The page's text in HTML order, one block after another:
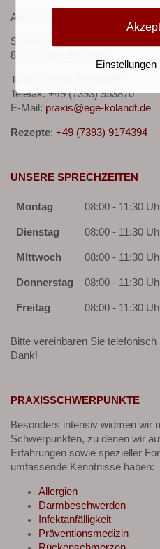
Allgemeinmedizin &
Schillerstraße 14
89597 Munderkingen
Telefon:
Telefax: +49 (7393) 953870
E-Mail: praxis@ege-kolandt.de
Rezepte: +49 (7393) 9174394
UNSERE SPRECHZEITEN
Montag 08:00 - 11:30
Dienstag 08:00 - 11:30
MIttwoch 08:00 - 11:30
Donnerstag 08:00 - 11:30
Freitag 08:00 - 11:30
Bitte vereinbaren Sie
Dank!
PRAXISSCHWERPUNKTE
Besonders intensiv widmen wir
Schwerpunkten, zu denen wir
Erfahrungen sowie spezieller
umfassende Kenntnisse haben:
Allergien
Darmbeschwerden
Infektanfälligkeit
Präventionsmedizin